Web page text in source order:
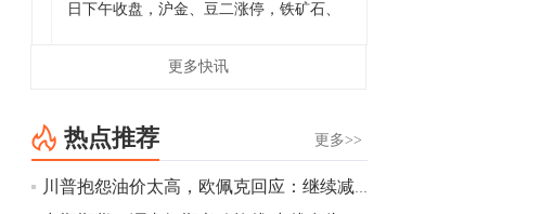
日下午收盘，沪金、豆二涨停，铁矿石、
[imgnobrwh] src=...更多快讯
更多>>
热点推荐
川普抱怨油价太高，欧佩克回应：继续减产